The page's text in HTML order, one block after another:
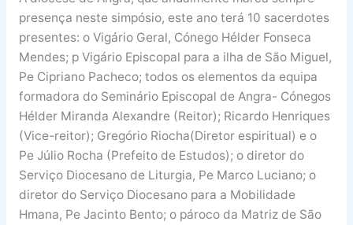
presença neste simpósio, este ano terá 10 sacerdotes
presentes: o Vigário Geral, Cónego Hélder Fonseca
Mendes; p Vigário Episcopal para a ilha de São Miguel,
Pe Cipriano Pacheco; todos os elementos da equipa
formadora do Seminário Episcopal de Angra- Cónegos
Hélder Miranda Alexandre (Reitor); Ricardo Henriques
(Vice-reitor); Gregório Riocha(Diretor espiritual) e o
Pe Júlio Rocha (Prefeito de Estudos); o diretor do
Serviço Diocesano de Liturgia, Pe Marco Luciano; o
diretor do Serviço Diocesano para a Mobilidade
Hmana, Pe Jacinto Bento; o pároco da Matriz de São